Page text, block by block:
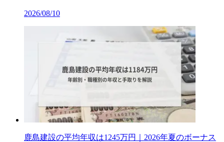
2026/08/10
鹿島建設の平均年収は1245万円｜2026年夏のボーナス